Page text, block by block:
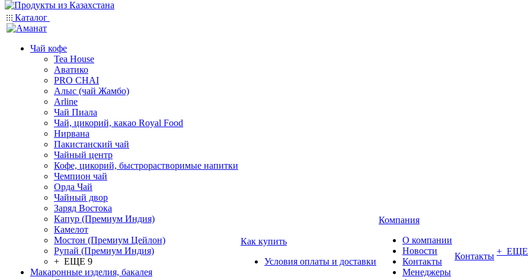
Каталог
Чай кофе
Tea House
Аватико
PRO CHAI
Алыс (чай Жамбо)
Arline
Чай Пиала
Чай, цикорий, какао Royal Food
Нирвана
Пакистанский чай
Чайный центр
Кофе, цикорий, быстрорастворимые напитки
Чемпион чай
Орда Чай
Чайный двор
Заряд Востока
Капур (Премиум Индия)
Камелот
Мостон (Премиум Цейлон)
Рупай (Премиум Индия)
+ ЕЩЕ 9
Макаронные изделия, бакалея
Как купить
Условия оплаты и доставки
Компания
О компании
Новости
Контакты
Менеджеры
Контакты + ЕЩЕ